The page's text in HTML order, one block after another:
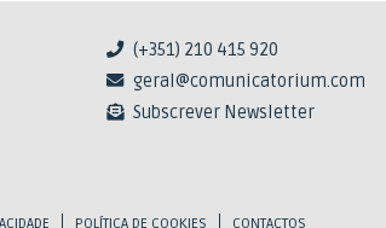
(+351) 210 415 920
geral@comunicatorium.com
Subscrever Newsletter
POLÍTICA DE COOKIES CONTACTOS